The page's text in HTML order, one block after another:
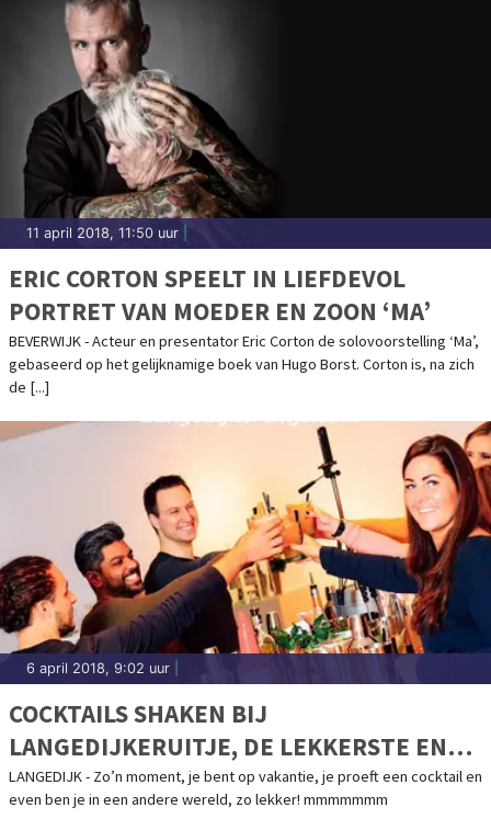
11 april 2018, 11:50 uur
ERIC CORTON SPEELT IN LIEFDEVOL
PORTRET VAN MOEDER EN ZOON ‘MA’
BEVERWIJK - Acteur en presentator Eric Corton de solovoorstelling ‘Ma’,
gebaseerd op het gelijknamige boek van Hugo Borst. Corton is, na zich
de [...]
6 april 2018, 9:02 uur
COCKTAILS SHAKEN BIJ
LANGEDIJKERUITJE, DE LEKKERSTE EN
LEUKSTE WORKSHOPS.
LANGEDIJK - Zo’n moment, je bent op vakantie, je proeft een cocktail en
even ben je in een andere wereld, zo lekker! mmmmmmm